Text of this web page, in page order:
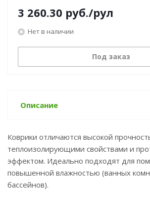
3 260.30 руб./рул
Нет в наличии
Под заказ
Описание
Коврики отличаются высокой
теплоизолирующими свойствами и
эффектом. Идеально подходят для
повышенной влажностью (ванных
бассейнов).